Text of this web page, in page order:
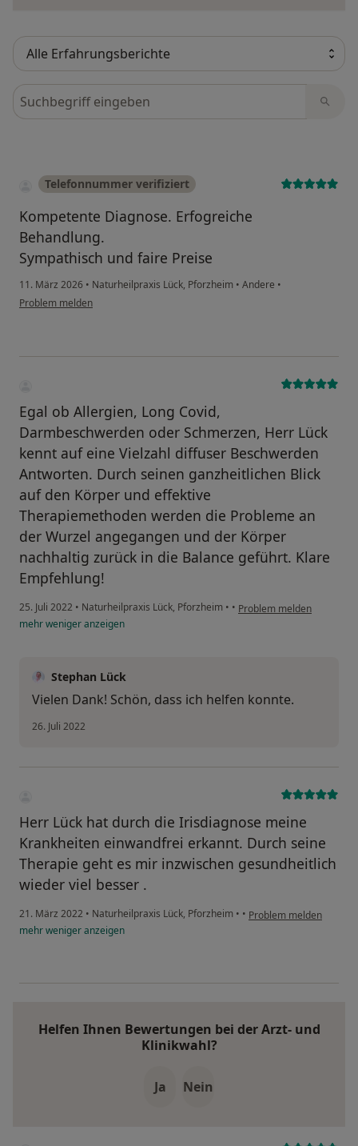
Bewertungen durchsuchen
Telefonnummer verifiziert
Kompetente Diagnose. Erfogreiche
Behandlung.
Sympathisch und faire Preise
11. März 2026 • Naturheilpraxis Lück, Pforzheim • Andere •
Problem melden
Egal ob Allergien, Long Covid,
Darmbeschwerden oder Schmerzen, Herr Lück
kennt auf eine Vielzahl diffuser Beschwerden
Antworten. Durch seinen ganzheitlichen Blick
auf den Körper und effektive
Therapiemethoden werden die Probleme an
der Wurzel angegangen und der Körper
nachhaltig zurück in die Balance geführt. Klare
Empfehlung!
25. Juli 2022 • Naturheilpraxis Lück, Pforzheim • • Problem melden
mehrwenigeranzeigen
Stephan Lück
Vielen Dank! Schön, dass ich helfen konnte.
26. Juli 2022
Herr Lück hat durch die Irisdiagnose meine
Krankheiten einwandfrei erkannt. Durch seine
Therapie geht es mir inzwischen gesundheitlich
wieder viel besser .
21. März 2022 • Naturheilpraxis Lück, Pforzheim • • Problem melden
mehrwenigeranzeigen
Helfen Ihnen Bewertungen bei der Arzt- und
Klinikwahl?
Ja Nein